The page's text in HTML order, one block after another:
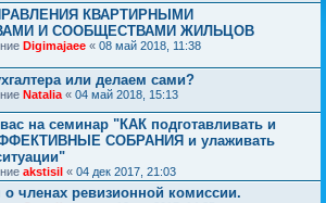
КВАРТИРНЫМИ
И СООБЩЕСТВАМИ ЖИЛЬЦОВ
Digimajaee « 08 май 2018, 11:38
или делаем сами?
Natalia « 04 май 2018, 15:13
на семинар "КАК подготавливать и
СОБРАНИЯ и улаживать
akstisil « 04 дек 2017, 21:03
членах ревизионной комиссии.